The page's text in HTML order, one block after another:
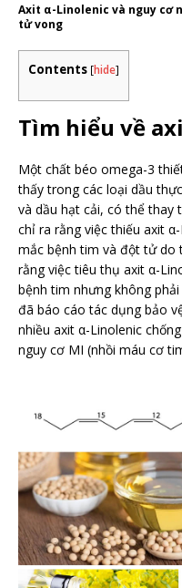
Axit α-Linolenic và nguy cơ
tử vong
Contents [hide]
Tìm hiểu về
Một chất béo omega-3
thấy trong các loại dầu
và dầu hạt cải, có thể thay
chỉ ra rằng việc thiếu axit
mắc bệnh tim và đột tử do
rằng việc tiêu thụ axit α-
bệnh tim nhưng không
đã báo cáo tác dụng bảo
nhiều axit α-Linolenic
nguy cơ MI (nhồi máu cơ